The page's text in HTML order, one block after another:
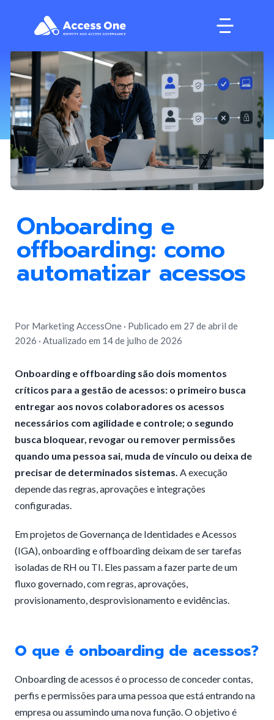
Onboarding e
offboarding: como
automatizar acessos
Por Marketing AccessOne · Publicado em 27 de abril de
2026 · Atualizado em 14 de julho de 2026
Onboarding e offboarding são dois momentos
críticos para a gestão de acessos: o primeiro busca
entregar aos novos colaboradores os acessos
necessários com agilidade e controle; o segundo
busca bloquear, revogar ou remover permissões
quando uma pessoa sai, muda de vínculo ou deixa de
precisar de determinados sistemas. A execução
depende das regras, aprovações e integrações
configuradas.
Em projetos de Governança de Identidades e Acessos
(IGA), onboarding e offboarding deixam de ser tarefas
isoladas de RH ou TI. Eles passam a fazer parte de um
fluxo governado, com regras, aprovações,
provisionamento, desprovisionamento e evidências.
O que é onboarding de acessos?
Onboarding de acessos é o processo de conceder contas,
perfis e permissões para uma pessoa que está entrando na
empresa ou assumindo uma nova função. O objetivo é